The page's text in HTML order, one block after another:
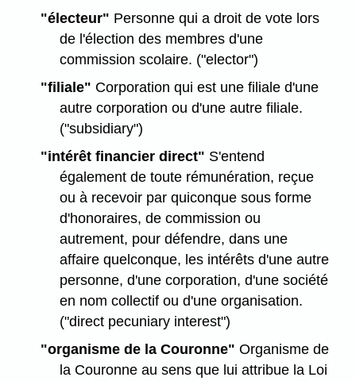
"électeur" Personne qui a droit de vote lors
de l'élection des membres d'une
commission scolaire. ("elector")
"filiale" Corporation qui est une filiale d'une
autre corporation ou d'une autre filiale.
("subsidiary")
"intérêt financier direct" S'entend
également de toute rémunération, reçue
ou à recevoir par quiconque sous forme
d'honoraires, de commission ou
autrement, pour défendre, dans une
affaire quelconque, les intérêts d'une autre
personne, d'une corporation, d'une société
en nom collectif ou d'une organisation.
("direct pecuniary interest")
"organisme de la Couronne" Organisme de
la Couronne au sens que lui attribue la Loi